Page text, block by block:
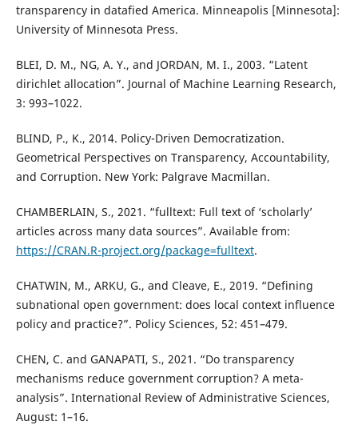
transparency in datafied America. Minneapolis [Minnesota]:
University of Minnesota Press.
BLEI, D. M., NG, A. Y., and JORDAN, M. I., 2003. “Latent
dirichlet allocation”. Journal of Machine Learning Research,
3: 993–1022.
BLIND, P., K., 2014. Policy-Driven Democratization.
Geometrical Perspectives on Transparency, Accountability,
and Corruption. New York: Palgrave Macmillan.
CHAMBERLAIN, S., 2021. “fulltext: Full text of ‘scholarly’
articles across many data sources”. Available from:
https://CRAN.R-project.org/package=fulltext.
CHATWIN, M., ARKU, G., and Cleave, E., 2019. “Defining
subnational open government: does local context influence
policy and practice?”. Policy Sciences, 52: 451–479.
CHEN, C. and GANAPATI, S., 2021. “Do transparency
mechanisms reduce government corruption? A meta-
analysis”. International Review of Administrative Sciences,
August: 1–16.